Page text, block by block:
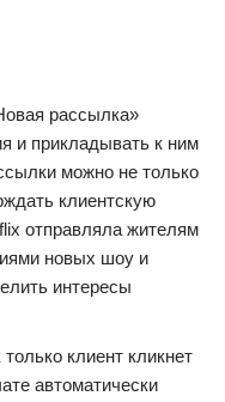
рассылка»
и прикладывать к ним
можно не только
клиентскую
отправляла жителям
новых шоу и
интересы
клиент кликнет
автоматически